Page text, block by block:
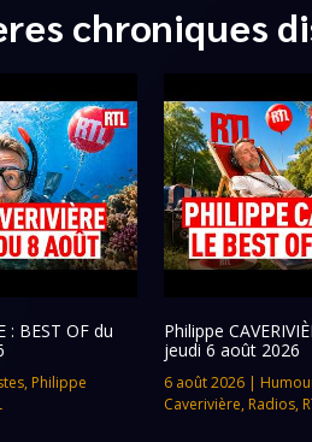
chroniques
: BEST OF du
, Philippe
Philippe
jeudi 6 août 2026
6 août 2026|
Caverivière, Radios,